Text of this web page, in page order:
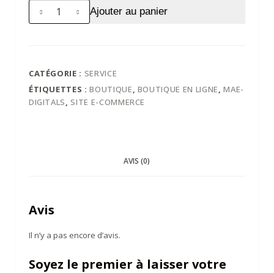
quantité
de
commerce
Ajouter au panier
CATÉGORIE : SERVICE
ÉTIQUETTES :BOUTIQUE, BOUTIQUE EN LIGNE,MAE-
DIGITALS,SITE E-COMMERCE
AVIS (0)
Avis
Il n’y a pas encore d’avis.
Soyez le premier à laisser votre